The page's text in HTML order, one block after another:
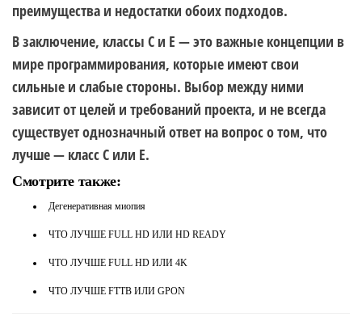
преимущества и недостатки обоих подходов.
В заключение, классы C и E — это важные концепции в
мире программирования, которые имеют свои
сильные и слабые стороны. Выбор между ними
зависит от целей и требований проекта, и не всегда
существует однозначный ответ на вопрос о том, что
лучше — класс C или E.
Смотрите также:
Дегенеративная миопия
ЧТО ЛУЧШЕ FULL HD ИЛИ HD READY
ЧТО ЛУЧШЕ FULL HD ИЛИ 4K
ЧТО ЛУЧШЕ FTTB ИЛИ GPON